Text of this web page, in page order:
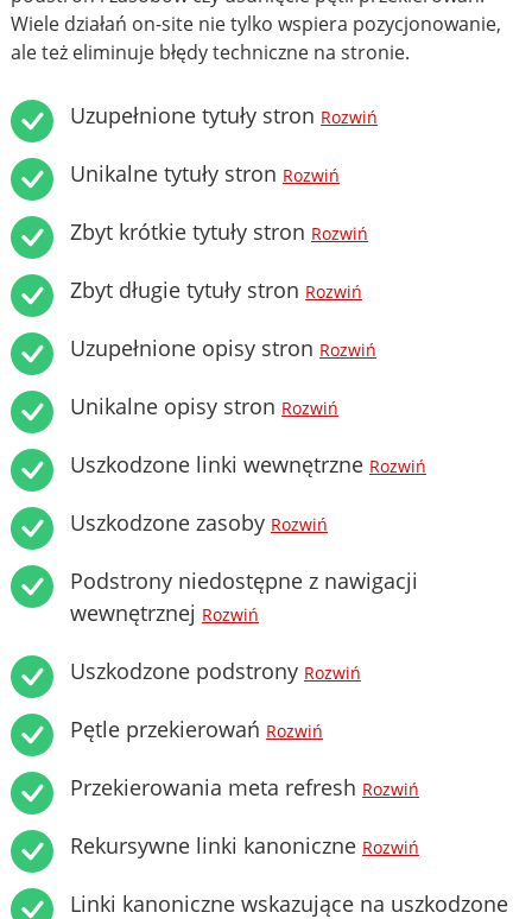
Wiele działań on-site nie tylko wspiera pozycjonowanie,
ale też eliminuje błędy techniczne na stronie.
Uzupełnione tytuły stron Rozwiń
Unikalne tytuły stron Rozwiń
Zbyt krótkie tytuły stron Rozwiń
Zbyt długie tytuły stron Rozwiń
Uzupełnione opisy stron Rozwiń
Unikalne opisy stron Rozwiń
Uszkodzone linki wewnętrzne Rozwiń
Uszkodzone zasoby Rozwiń
Podstrony niedostępne z nawigacji
wewnętrznej Rozwiń
Uszkodzone podstrony Rozwiń
Pętle przekierowań Rozwiń
Przekierowania meta refresh Rozwiń
Rekursywne linki kanoniczne Rozwiń
Linki kanoniczne wskazujące na uszkodzone